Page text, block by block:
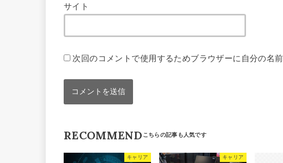
サイト
次回のコメントで使用するためブラウザーに自分の名
RECOMMEND
キャリア キャリア